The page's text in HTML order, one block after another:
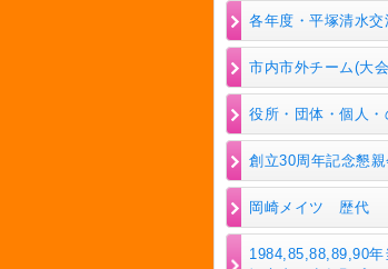
各年度・平塚清水
市内市外チーム(大
役所・団体・個人
創立30周年記念懇
岡崎メイツ 歴代
1984,85,88,89,90年